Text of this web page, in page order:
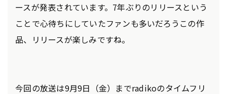
ースが発表されています。7年ぶりのリリースという
ことで心待ちにしていたファンも多いだろうこの作
品、リリースが楽しみですね。
今回の放送は9月9日（金）までradikoのタイムフリ